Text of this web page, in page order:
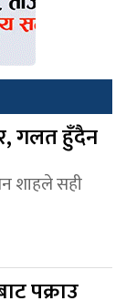
गलत हुँदैन
शाहले सही
पक्राउ